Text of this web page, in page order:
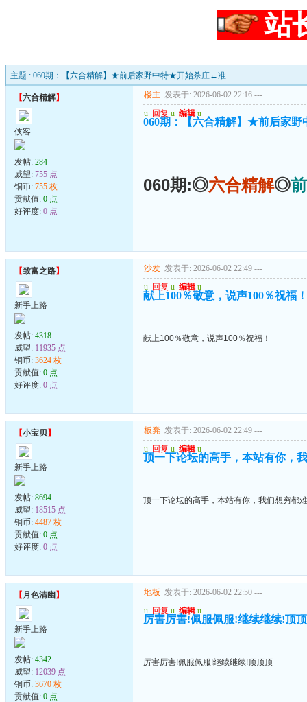
站
主题 : 060期：【六合精解】★前后家野中特★开始杀庄←准
【六合精解】
侠客
发帖: 284
威望: 755 点
铜币: 755 枚
贡献值: 0 点
好评度: 0 点
楼主 发表于: 2026-06-02 22:16 ---
u 回复 u 编辑 u
060期：【六合精解】★前后家
060期:◎六合精解◎
【致富之路】
新手上路
发帖: 4318
威望: 11935 点
铜币: 3624 枚
贡献值: 0 点
好评度: 0 点
沙发 发表于: 2026-06-02 22:49 ---
u 回复 u 编辑 u
献上100％敬意，说声100％祝福！
献上100％敬意，说声100％祝福！
【小宝贝】
新手上路
发帖: 8694
威望: 18515 点
铜币: 4487 枚
贡献值: 0 点
好评度: 0 点
板凳 发表于: 2026-06-02 22:49 ---
u 回复 u 编辑 u
顶一下论坛的高手，本站有你，
顶一下论坛的高手，本站有你，我们想穷都
【月色清幽 】
新手上路
发帖: 4342
威望: 12039 点
铜币: 3670 枚
贡献值: 0 点
地板 发表于: 2026-06-02 22:50 ---
u 回复 u 编辑 u
厉害厉害!佩服佩服!继续继续!顶
厉害厉害!佩服佩服!继续继续!顶顶顶